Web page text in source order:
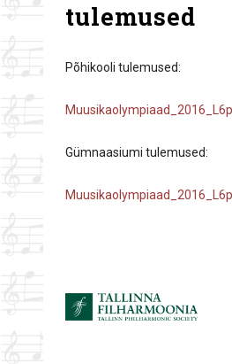
tulemused
Põhikooli tulemused:
Gümnaasiumi tulemused: